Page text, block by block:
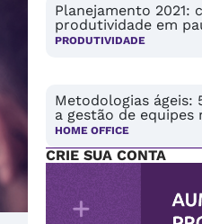
Planejamento 2021:
produtividade em
PRODUTIVIDADE
Metodologias ágeis:
a gestão de equipes
HOME OFFICE
CRIE SUA CONTA